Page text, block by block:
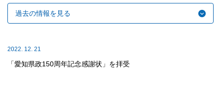
過去の情報を見る
2022. 12. 21
「愛知県政150周年記念感謝状」を拝受